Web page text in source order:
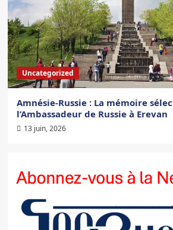
Uncategorized
Amnésie-Russie : La mémoire
l’Ambassadeur de Russie à Erevan
13 juin, 2026